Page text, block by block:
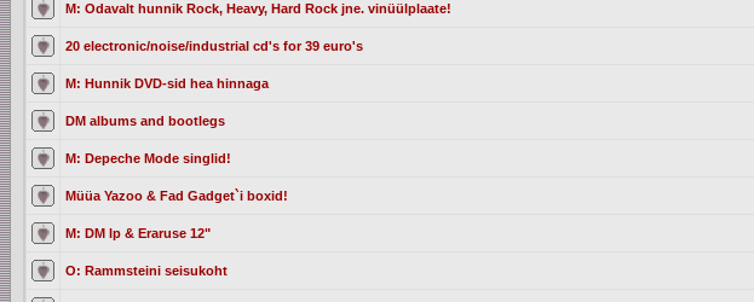
M: Odavalt hunnik Rock, Heavy, Hard Rock jne. vinüülplaate!
20 electronic/noise/industrial cd's for 39 euro's
M: Hunnik DVD-sid hea hinnaga
DM albums and bootlegs
M: Depeche Mode singlid!
Müüa Yazoo & Fad Gadget`i boxid!
M: DM lp & Eraruse 12"
O: Rammsteini seisukoht